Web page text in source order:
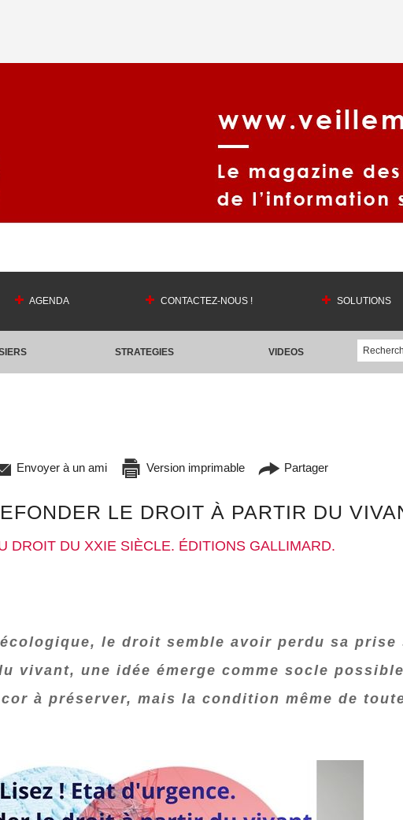
AGENDA CONTACTEZ-NOUS ! SOLUTIONS
STRATEGIES VIDEOS
Envoyer à un ami Version imprimable Partager
LE DROIT À PARTIR DU
DROIT DU XXIE SIÈCLE. ÉDITIONS GALLIMARD.
le droit semble avoir perdu sa prise
vivant, une idée émerge comme socle
à préserver, mais la condition même de